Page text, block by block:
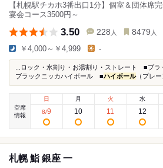
【札幌駅チカホ3番出口1分】個室＆団体席
宴会コース3500円～
3.50 228 人 8479 人
￥4,000～￥4,999 -
...ロック・水割り・お湯割り・ストレート ■ブ
ブラックニッカハイボール ■ハイボール（プレ
空席
情報
日
8/9
月
10
火
11
水
12
札幌 鮨 銀座 一